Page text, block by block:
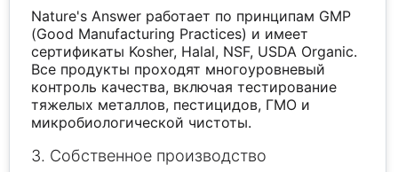
Nature's Answer работает по принципам GMP
(Good Manufacturing Practices) и имеет
сертификаты Kosher, Halal, NSF, USDA Organic.
Все продукты проходят многоуровневый
контроль качества, включая тестирование
тяжелых металлов, пестицидов, ГМО и
микробиологической чистоты.
3. Собственное производство